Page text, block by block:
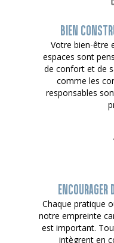
BIEN
Votre bien-être
espaces sont
de confort et de
comme les
responsables
ENCOURAGER
Chaque pratique
notre empreinte
est important.
intègrent en